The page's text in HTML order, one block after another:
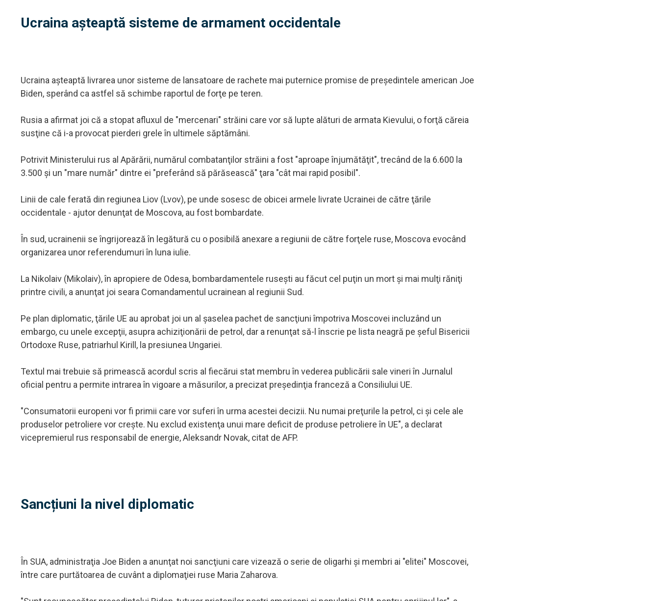
Ucraina așteaptă sisteme de armament occidentale
Ucraina aşteaptă livrarea unor sisteme de lansatoare de rachete mai puternice promise de preşedintele american Joe
Biden, sperând ca astfel să schimbe raportul de forţe pe teren.
Rusia a afirmat joi că a stopat afluxul de "mercenari" străini care vor să lupte alături de armata Kievului, o forţă căreia
susţine că i-a provocat pierderi grele în ultimele săptămâni.
Potrivit Ministerului rus al Apărării, numărul combatanţilor străini a fost "aproape înjumătăţit", trecând de la 6.600 la
3.500 şi un "mare număr" dintre ei "preferând să părăsească" ţara "cât mai rapid posibil".
Linii de cale ferată din regiunea Liov (Lvov), pe unde sosesc de obicei armele livrate Ucrainei de către ţările
occidentale - ajutor denunţat de Moscova, au fost bombardate.
În sud, ucrainenii se îngrijorează în legătură cu o posibilă anexare a regiunii de către forţele ruse, Moscova evocând
organizarea unor referendumuri în luna iulie.
La Nikolaiv (Mikolaiv), în apropiere de Odesa, bombardamentele ruseşti au făcut cel puţin un mort şi mai mulţi răniţi
printre civili, a anunţat joi seara Comandamentul ucrainean al regiunii Sud.
Pe plan diplomatic, ţările UE au aprobat joi un al şaselea pachet de sancţiuni împotriva Moscovei incluzând un
embargo, cu unele excepţii, asupra achiziţionării de petrol, dar a renunţat să-l înscrie pe lista neagră pe şeful Bisericii
Ortodoxe Ruse, patriarhul Kirill, la presiunea Ungariei.
Textul mai trebuie să primească acordul scris al fiecărui stat membru în vederea publicării sale vineri în Jurnalul
oficial pentru a permite intrarea în vigoare a măsurilor, a precizat preşedinţia franceză a Consiliului UE.
"Consumatorii europeni vor fi primii care vor suferi în urma acestei decizii. Nu numai preţurile la petrol, ci şi cele ale
produselor petroliere vor creşte. Nu exclud existenţa unui mare deficit de produse petroliere în UE", a declarat
vicepremierul rus responsabil de energie, Aleksandr Novak, citat de AFP.
Sancțiuni la nivel diplomatic
În SUA, administraţia Joe Biden a anunţat noi sancţiuni care vizează o serie de oligarhi şi membri ai "elitei" Moscovei,
între care purtătoarea de cuvânt a diplomaţiei ruse Maria Zaharova.